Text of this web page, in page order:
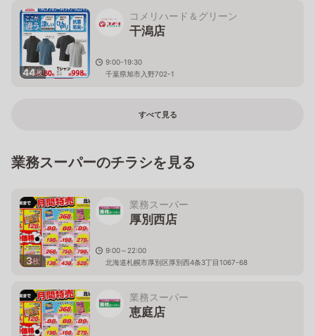
44枚
コメリハード＆グリーン
干潟店
9:00-19:30
千葉県旭市入野702-1
すべて見る
業務スーパーのチラシを見る
3枚
業務スーパー
厚別西店
9:00～22:00
北海道札幌市厚別区厚別西4条3丁目1067-68
業務スーパー
恵庭店